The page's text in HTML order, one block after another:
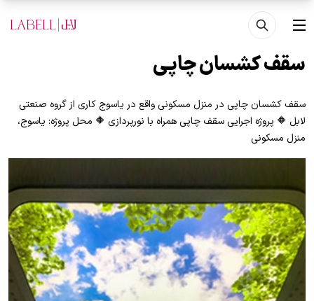
رفتن به محتوای اصلی
منو
سقف کشسان چاپی
سقف کشسان چاپی در منزل مسکونی واقع در یاسوج کاری از گروه صنعتی
لابل 🔶 پروژه اجرایی سقف چاپی همراه با نورپردازی 🔶 محل پروژه: یاسوج،
منزل مسکونی